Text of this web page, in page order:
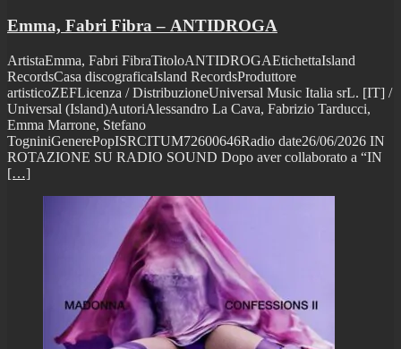
Emma, Fabri Fibra – ANTIDROGA
ArtistaEmma, Fabri FibraTitoloANTIDROGAEtichettaIsland
RecordsCasa discograficaIsland RecordsProduttore
artisticoZEFLicenza / DistribuzioneUniversal Music Italia srL. [IT] /
Universal (Island)AutoriAlessandro La Cava, Fabrizio Tarducci,
Emma Marrone, Stefano
TogniniGenerePopISRCITUM72600646Radio date26/06/2026 IN
ROTAZIONE SU RADIO SOUND Dopo aver collaborato a “IN
[…]